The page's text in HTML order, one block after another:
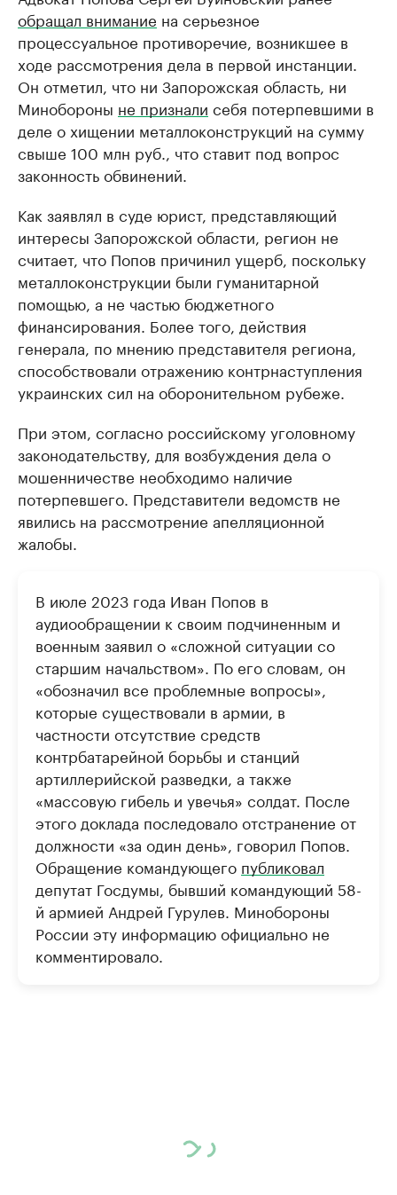
обращал внимание на серьезное
процессуальное противоречие, возникшее в
ходе рассмотрения дела в первой инстанции.
Он отметил, что ни Запорожская область, ни
Минобороны не признали себя потерпевшими в
деле о хищении металлоконструкций на сумму
свыше 100 млн руб., что ставит под вопрос
законность обвинений.
Как заявлял в суде юрист, представляющий
интересы Запорожской области, регион не
считает, что Попов причинил ущерб, поскольку
металлоконструкции были гуманитарной
помощью, а не частью бюджетного
финансирования. Более того, действия
генерала, по мнению представителя региона,
способствовали отражению контрнаступления
украинских сил на оборонительном рубеже.
При этом, согласно российскому уголовному
законодательству, для возбуждения дела о
мошенничестве необходимо наличие
потерпевшего. Представители ведомств не
явились на рассмотрение апелляционной
жалобы.
В июле 2023 года Иван Попов в
аудиообращении к своим подчиненным и
военным заявил о «сложной ситуации со
старшим начальством». По его словам, он
«обозначил все проблемные вопросы»,
которые существовали в армии, в
частности отсутствие средств
контрбатарейной борьбы и станций
артиллерийской разведки, а также
«массовую гибель и увечья» солдат. После
этого доклада последовало отстранение от
должности «за один день», говорил Попов.
Обращение командующего публиковал
депутат Госдумы, бывший командующий 58-
й армией Андрей Гурулев. Минобороны
России эту информацию официально не
комментировало.